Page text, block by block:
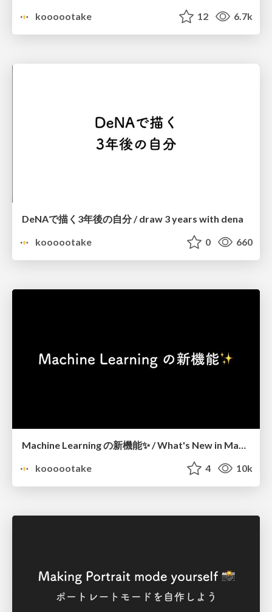
koooootake
12 6.7k
DeNAで描く3年後の自分 / draw 3 years with dena
koooootake
0 660
Machine Learning の新機能✨ / What's New in Machine Learning
koooootake
4 10k